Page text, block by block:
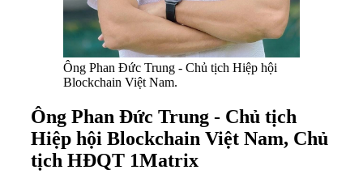
Ông Phan Đức Trung - Chủ tịch Hiệp hội
Blockchain Việt Nam.
Ông Phan Đức Trung - Chủ tịch
Hiệp hội Blockchain Việt Nam, Chủ
tịch HĐQT 1Matrix